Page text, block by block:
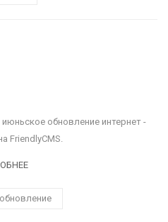
обновление интернет -
FriendlyCMS.
обновление